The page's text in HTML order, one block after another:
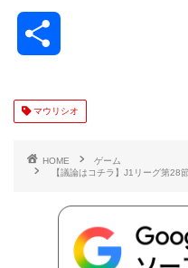
e
r
マウリシオ
HOME
ゲーム
【議論はコチラ】J1リーグ第28